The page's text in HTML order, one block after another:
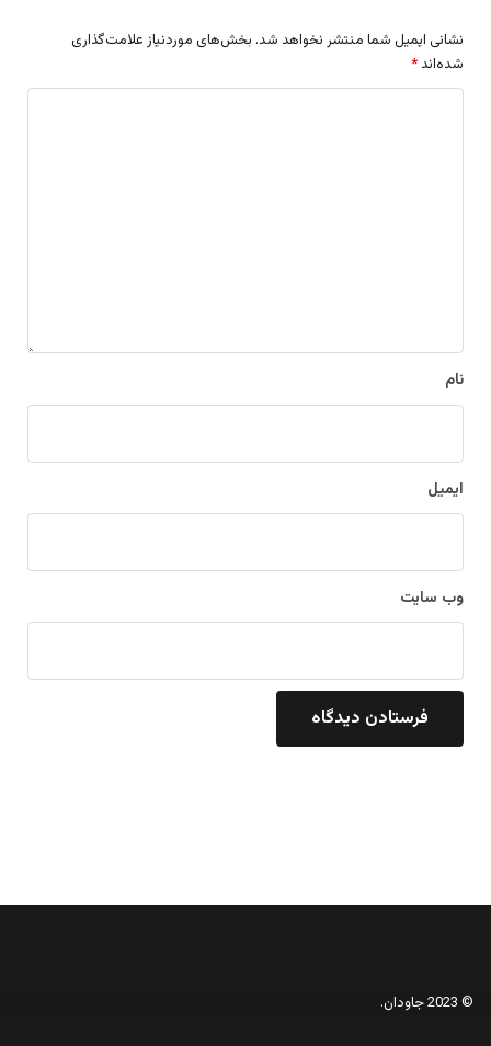
نشانی ایمیل شما منتشر نخواهد شد. بخش‌های موردنیاز علامت‌گذاری
شده‌اند *
نام
ایمیل
وب‌ سایت
© 2023 جاودان.